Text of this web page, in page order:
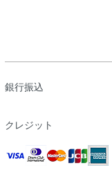
銀行振込
クレジット